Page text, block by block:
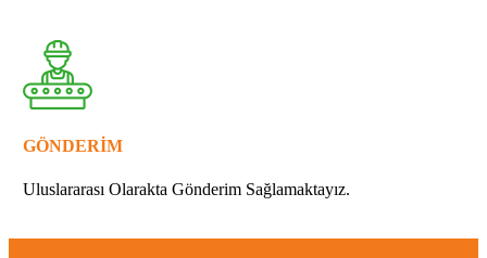
GÖNDERİM
Uluslararası Olarakta Gönderim Sağlamaktayız.